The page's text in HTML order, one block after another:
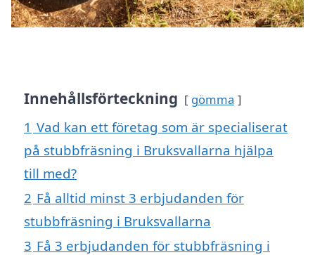
Innehållsförteckning gömma
1 Vad kan ett företag som är specialiserat
på stubbfräsning i Bruksvallarna hjälpa
till med?
2 Få alltid minst 3 erbjudanden för
stubbfräsning i Bruksvallarna
3 Få 3 erbjudanden för stubbfräsning i